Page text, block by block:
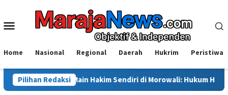
konten
Menu
Home Nasional Regional Daerah Hukrim Peristiwa
Pilihan Redaksi
Main Hakim Sendiri di Morowali: Hukum Harus Berdiri di